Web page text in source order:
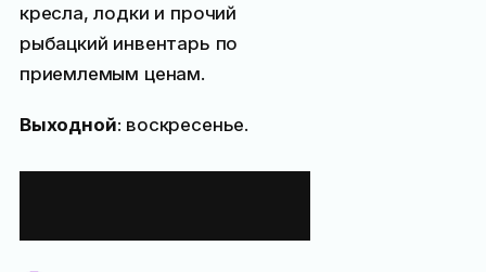
кресла, лодки и прочий
рыбацкий инвентарь по
приемлемым ценам.
Выходной: воскресенье.